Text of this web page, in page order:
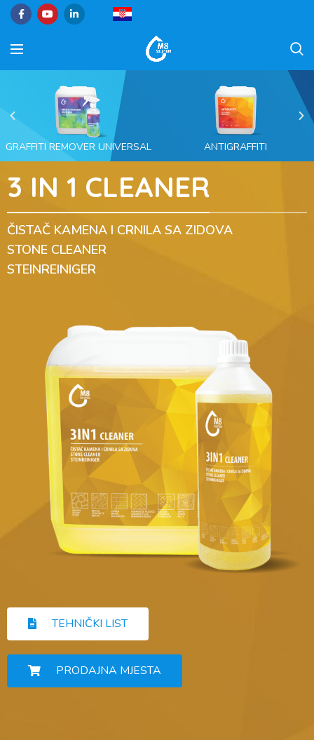
GRAFFITI REMOVER UNIVERSAL ANTIGRAFFITI
3 IN 1 CLEANER
ČISTAČ KAMENA I CRNILA SA ZIDOVA
STONE CLEANER
STEINREINIGER
TEHNIČKI LIST
PRODAJNA MJESTA